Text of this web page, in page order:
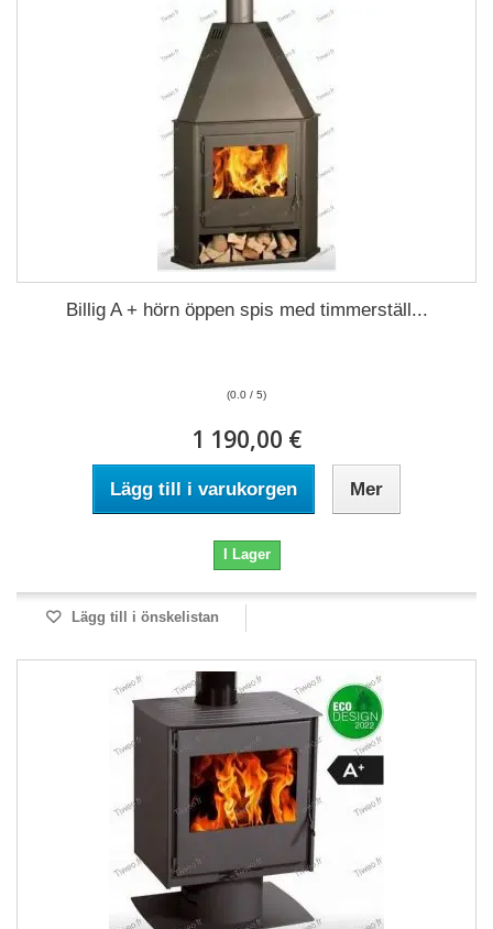
Billig A + hörn öppen spis med timmerställ...
(0.0 / 5)
1 190,00 €
Lägg till i varukorgen Mer
I Lager
Lägg till i önskelistan